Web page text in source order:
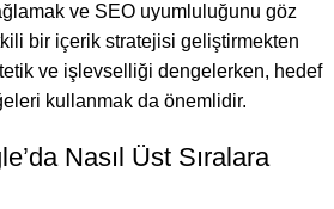
ve SEO uyumluluğunu göz
bir içerik stratejisi geliştirmekten
ve işlevselliği dengelerken, hedef
kullanmak da önemlidir.
Nasıl Üst Sıralara